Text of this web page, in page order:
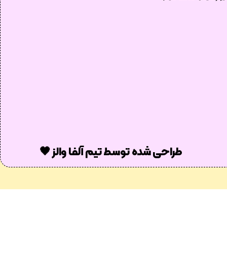
طراحی شده توسط تیم آلفا والز 🖤